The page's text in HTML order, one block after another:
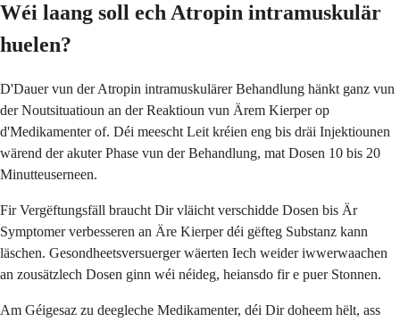
Wéi laang soll ech Atropin intramuskulär
huelen?
D'Dauer vun der Atropin intramuskulärer Behandlung hänkt ganz vun
der Noutsituatioun an der Reaktioun vun Ärem Kierper op
d'Medikamenter of. Déi meescht Leit kréien eng bis dräi Injektiounen
wärend der akuter Phase vun der Behandlung, mat Dosen 10 bis 20
Minutteuserneen.
Fir Vergëftungsfäll braucht Dir vläicht verschidde Dosen bis Är
Symptomer verbesseren an Äre Kierper déi gëfteg Substanz kann
läschen. Gesondheetsversuerger wäerten Iech weider iwwerwaachen
an zousätzlech Dosen ginn wéi néideg, heiansdo fir e puer Stonnen.
Am Géigesaz zu deegleche Medikamenter, déi Dir doheem hëlt, ass